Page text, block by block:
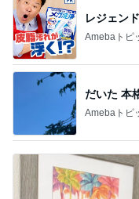
レジェン
Amebaトピ
だいた 本
Amebaトピ